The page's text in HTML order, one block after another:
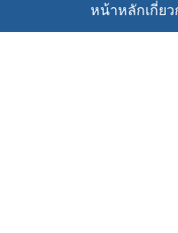
หน้าหลักเกี่ย